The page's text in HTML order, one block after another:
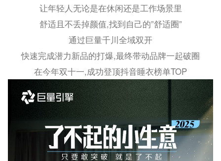
让年轻人无论是在休闲还是工作场景里
舒适且不丢掉颜值,找到自己的”舒适圈”
通过巨量千川全域双开
快速完成潜力新品的打爆,最终带动品牌一起破圈
在今年双十一,成功登顶抖音睡衣榜单TOP